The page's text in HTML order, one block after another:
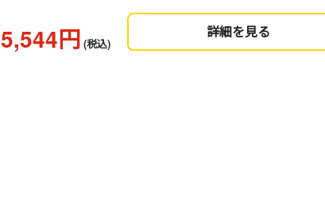
5,544円 (税込)
詳細を見る